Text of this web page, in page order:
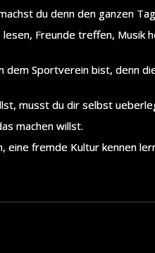
du denn den ganzen
lesen, Freunde treffen, Musik
dem Sportverein bist, denn
musst du dir selbst
machen willst.
eine fremde Kultur kennen